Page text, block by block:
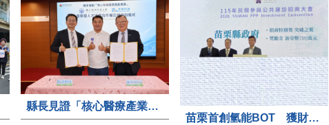
縣長見證「核心醫療產業推動園區」產學合作簽約儀式
苗栗首創氫能BOT 獲財政部「突破之翼」肯定